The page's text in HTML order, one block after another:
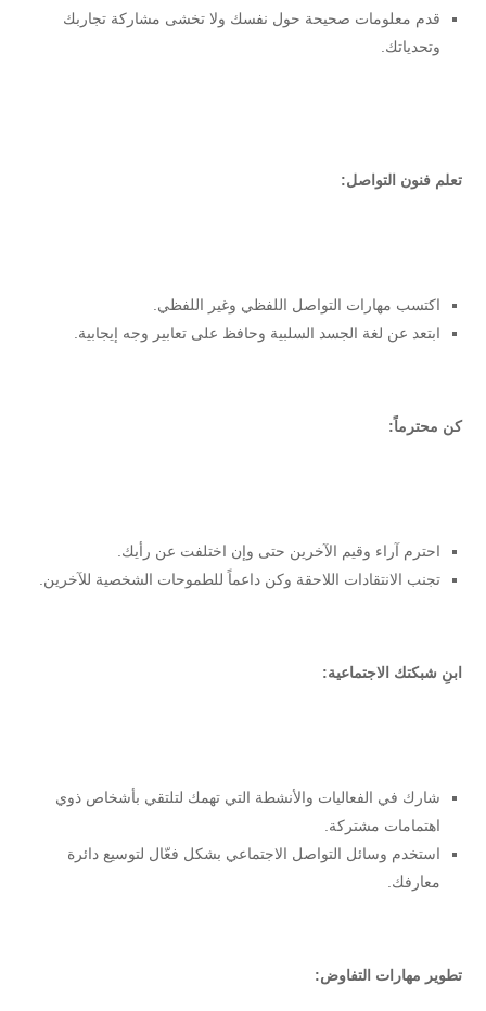
قدم معلومات صحيحة حول نفسك ولا تخشى مشاركة تجاربك
وتحدياتك.
تعلم فنون التواصل:
اكتسب مهارات التواصل اللفظي وغير اللفظي.
ابتعد عن لغة الجسد السلبية وحافظ على تعابير وجه إيجابية.
كن محترماً:
احترم آراء وقيم الآخرين حتى وإن اختلفت عن رأيك.
تجنب الانتقادات اللاحقة وكن داعماً للطموحات الشخصية للآخرين.
ابنِ شبكتك الاجتماعية:
شارك في الفعاليات والأنشطة التي تهمك لتلتقي بأشخاص ذوي
اهتمامات مشتركة.
استخدم وسائل التواصل الاجتماعي بشكل فعّال لتوسيع دائرة
معارفك.
تطوير مهارات التفاوض: